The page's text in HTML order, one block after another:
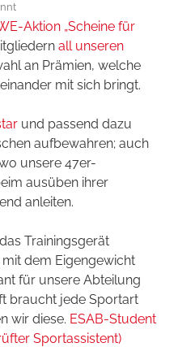
Aktion „Scheine für
all unseren
an Prämien, welche
mit sich bringt.
und passend dazu
aufbewahren; auch
unsere 47er-
ausüben ihrer
anleiten.
Trainingsgerät
mit dem Eigengewicht
für unsere Abteilung
braucht jede Sportart
wir diese. ESAB-Student
Sportassistent)